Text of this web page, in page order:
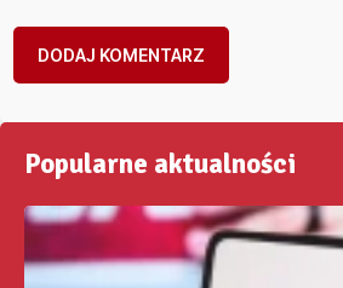
Popularne aktualności